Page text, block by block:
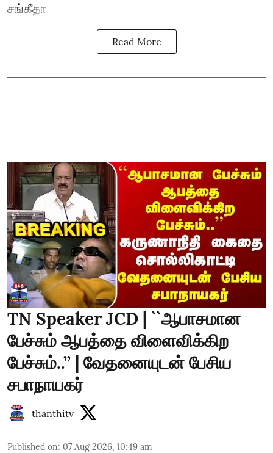
சங்கீதா
Read More
TN Speaker JCD | ``ஆபாசமான
பேச்சும் ஆபத்தை விளைவிக்கிற
பேச்சும்..’’ | வேதனையுடன் பேசிய
சபாநாயகர்
thanthitv
Published on: 07 Aug 2026, 10:49 am